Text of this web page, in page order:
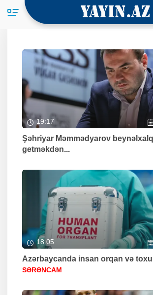
19:17
Şəhriyar Məmmədyarov beynəlxalq
getməkdən...
18:05
Azərbaycanda insan orqan və
SƏRƏNCAM